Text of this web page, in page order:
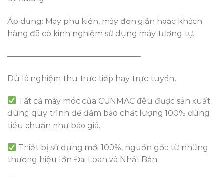
Áp dụng: Máy phụ kiện, máy đơn giản hoặc khách
hàng đã có kinh nghiệm sử dụng máy tương tự.
—————————————————
Dù là nghiệm thu trực tiếp hay trực tuyến,
Tất cả máy móc của CUNMAC đều được sản xuất
đúng quy trình để đảm bảo chất lượng 100% đúng
tiêu chuẩn như báo giá.
Thiết bị sử dụng mới 100%, nguồn gốc từ những
thương hiệu lớn Đài Loan và Nhật Bản.